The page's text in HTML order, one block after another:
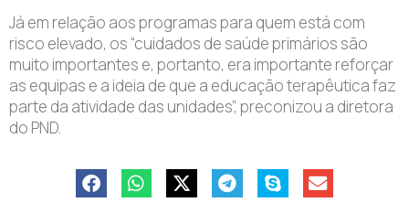
Já em relação aos programas para quem está com
risco elevado, os “cuidados de saúde primários são
muito importantes e, portanto, era importante reforçar
as equipas e a ideia de que a educação terapêutica faz
parte da atividade das unidades”, preconizou a diretora
do PND.